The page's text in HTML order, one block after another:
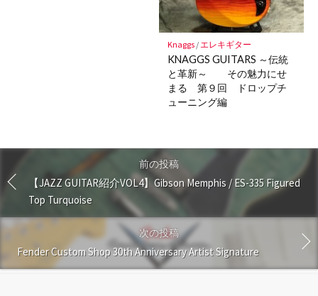
Knaggs/エレキギター
KNAGGS GUITARS ～伝統
と革新～ その魅力にせ
まる 第９回 ドロップチ
ューニング編
前の投稿
【JAZZ GUITAR紹介VOL4】Gibson Memphis / ES-335 Figured
Top Turquoise
次の投稿
Fender Custom Shop 30th Anniversary Artist Signature